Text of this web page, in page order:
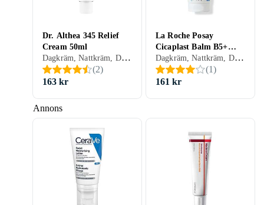
Annons
Dr. Althea 345 Relief
Cream 50ml
Dagkräm, Nattkräm, Dam, Herr, Anti-blemish, Avslappnande, Uppfriskande/Kylande, Återfuktande, Antioxidant, Regenererande, Balanserande, Närande, Lugnande, Torr, Känslig, Mogen
(2)
163 kr
La Roche Posay
Cicaplast Balm B5+
100ml
Dagkräm, Nattkräm, Dam, Herr, Mjukgörande, Uppfriskande/Kylande, Återfuktande, Motverkar rynkor, Regenererande, Närande, Lugnande, Normal, Blandad, Torr, Alla, Känslig, Mogen
(1)
161 kr